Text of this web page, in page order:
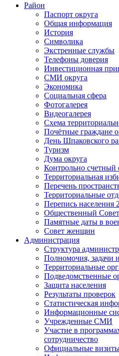
Район
Паспорт округа
Общая информация
История
Символика
Экстренные службы
Телефоны доверия
Инвестиционная
СМИ округа
Экономика
Социальная сфера
Фотогалерея
Видеогалерея
Схема
Почётные граждане
День Шпаковского
Туризм
Дума округа
Контрольно счетный
Территориальная
Перечень
Территориальные
Перепись населения
Общественный Совет
Памятные даты в
Совет женщин
Администрация
Структура
Полномочия, задачи
Территориальные
Подведомственные
Защита населения
Результаты проверок
Статистическая
Информационные
Учрежденные СМИ
Участие в
сотрудничество
Официальные